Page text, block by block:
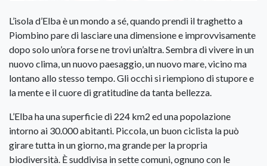
L’isola d’Elba è un mondo a sé, quando prendi il traghetto a
Piombino pare di lasciare una dimensione e improvvisamente
dopo solo un’ora forse ne trovi un’altra. Sembra di vivere in un
nuovo clima, un nuovo paesaggio, un nuovo mare, vicino ma
lontano allo stesso tempo. Gli occhi si riempiono di stupore e
la mente e il cuore di gratitudine da tanta bellezza.
L’Elba ha una superficie di 224 km2 ed una popolazione
intorno ai 30.000 abitanti. Piccola, un buon ciclista la può
girare tutta in un giorno, ma grande per la propria
biodiversità. È suddivisa in sette comuni, ognuno con le